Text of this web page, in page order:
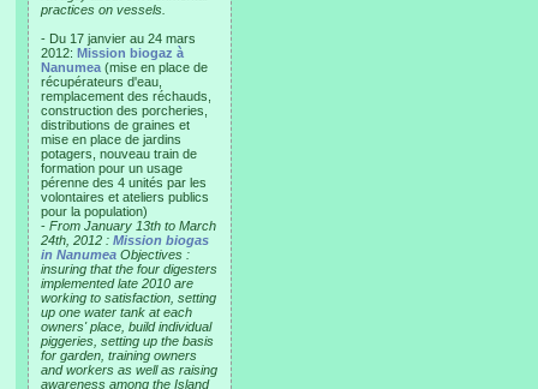
practices on vessels.
- Du 17 janvier au 24 mars
2012: Mission biogaz à
Nanumea (mise en place de
récupérateurs d'eau,
remplacement des réchauds,
construction des porcheries,
distributions de graines et
mise en place de jardins
potagers, nouveau train de
formation pour un usage
pérenne des 4 unités par les
volontaires et ateliers publics
pour la population)
- From January 13th to March
24th, 2012 : Mission biogas
in Nanumea Objectives :
insuring that the four digesters
implemented late 2010 are
working to satisfaction, setting
up one water tank at each
owners' place, build individual
piggeries, setting up the basis
for garden, training owners
and workers as well as raising
awareness among the Island